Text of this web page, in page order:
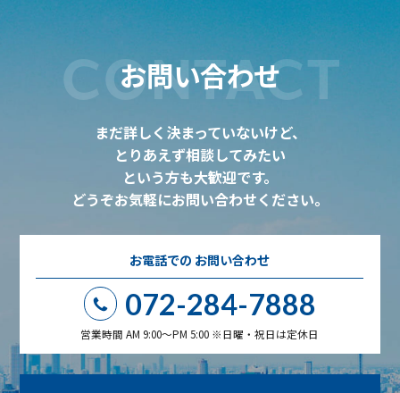
お問い合わせ
CONTACT
まだ詳しく決まっていないけど、
とりあえず相談してみたい
という方も大歓迎です。
どうぞお気軽にお問い合わせください。
お電話での お問い合わせ
072-284-7888
営業時間 AM 9:00～PM 5:00 ※日曜・祝日は定休日